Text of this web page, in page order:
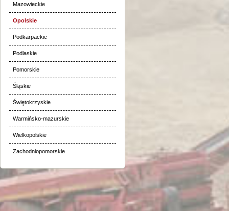
Mazowieckie
Opolskie
Podkarpackie
Podlaskie
Pomorskie
Śląskie
Świętokrzyskie
Warmińsko-mazurskie
Wielkopolskie
Zachodniopomorskie